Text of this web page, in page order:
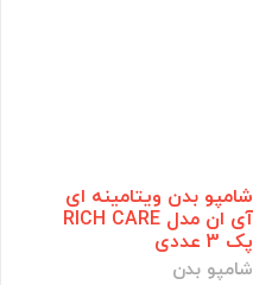
شامپو بدن ویتامینه ای
آی ان مدل RICH CARE
پک 3 عددی
شامپو بدن